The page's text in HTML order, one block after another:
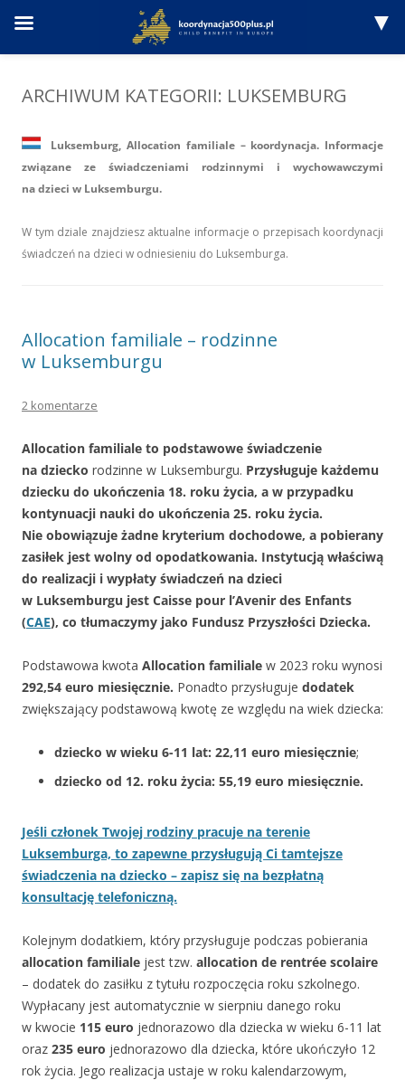
Przejdź
ARCHIWUM KATEGORII: LUKSEMBURG
Luksemburg, Allocation familiale – koordynacja. Informacje
związane ze świadczeniami rodzinnymi i wychowawczymi
na dzieci w Luksemburgu.
W tym dziale znajdziesz aktualne informacje o przepisach koordynacji
świadczeń na dzieci w odniesieniu do Luksemburga.
Allocation familiale – rodzinne
w Luksemburgu
2 komentarze
Allocation familiale to podstawowe świadczenie
na dziecko rodzinne w Luksemburgu. Przysługuje każdemu
dziecku do ukończenia 18. roku życia, a w przypadku
kontynuacji nauki do ukończenia 25. roku życia.
Nie obowiązuje żadne kryterium dochodowe, a pobierany
zasiłek jest wolny od opodatkowania. Instytucją właściwą
do realizacji i wypłaty świadczeń na dzieci
w Luksemburgu jest Caisse pour l’Avenir des Enfants
(CAE), co tłumaczymy jako Fundusz Przyszłości Dziecka.
Podstawowa kwota Allocation familiale w 2023 roku wynosi
292,54 euro miesięcznie. Ponadto przysługuje dodatek
zwiększający podstawową kwotę ze względu na wiek dziecka:
dziecko w wieku 6-11 lat: 22,11 euro miesięcznie;
dziecko od 12. roku życia: 55,19 euro miesięcznie.
Jeśli członek Twojej rodziny pracuje na terenie
Luksemburga, to zapewne przysługują Ci tamtejsze
świadczenia na dziecko – zapisz się na bezpłatną
konsultację telefoniczną.
Kolejnym dodatkiem, który przysługuje podczas pobierania
allocation familiale jest tzw. allocation de rentrée scolaire
– dodatek do zasiłku z tytułu rozpoczęcia roku szkolnego.
Wypłacany jest automatycznie w sierpniu danego roku
w kwocie 115 euro jednorazowo dla dziecka w wieku 6-11 lat
oraz 235 euro jednorazowo dla dziecka, które ukończyło 12
rok życia. Jego realizacja ustaje w roku kalendarzowym,